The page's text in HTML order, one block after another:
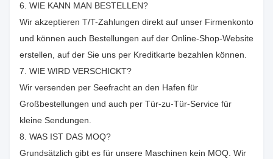
6. WIE KANN MAN BESTELLEN?
Wir akzeptieren T/T-Zahlungen direkt auf unser Firmenkonto
und können auch Bestellungen auf der Online-Shop-Website
erstellen, auf der Sie uns per Kreditkarte bezahlen können.
7. WIE WIRD VERSCHICKT?
Wir versenden per Seefracht an den Hafen für
Großbestellungen und auch per Tür-zu-Tür-Service für
kleine Sendungen.
8. WAS IST DAS MOQ?
Grundsätzlich gibt es für unsere Maschinen kein MOQ. Wir